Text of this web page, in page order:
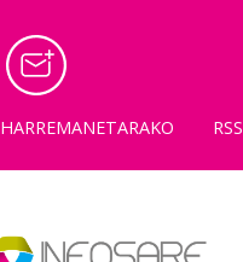
HARREMANETARAKO RSS